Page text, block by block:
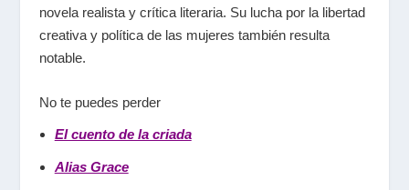
novela realista y crítica literaria. Su lucha por la libertad
creativa y política de las mujeres también resulta
notable.
No te puedes perder
El cuento de la criada
Alias Grace